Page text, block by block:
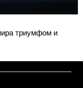
триумфом и